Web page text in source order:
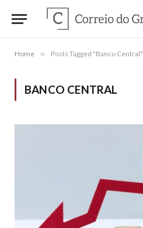
Home » Posts Tagged "Banco Central"
BANCO CENTRAL